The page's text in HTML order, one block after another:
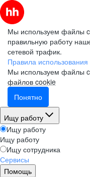
Мы используем файлы
правильную работу
сетевой трафик.
Правила
Мы используем файлы
файлов cookie
Понятно
Ищу работу
Ищу работу
Ищу работу
Ищу сотрудника
Сервисы
Помощь